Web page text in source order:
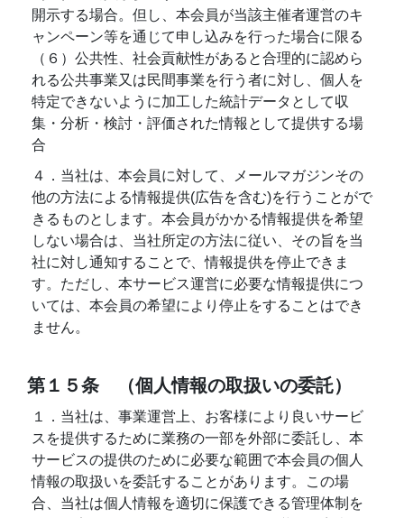
開示する場合。但し、本会員が当該主催者運営のキ
ャンペーン等を通じて申し込みを行った場合に限る
（６）公共性、社会貢献性があると合理的に認めら
れる公共事業又は民間事業を行う者に対し、個人を
特定できないように加工した統計データとして収
集・分析・検討・評価された情報として提供する場
合
４．当社は、本会員に対して、メールマガジンその
他の方法による情報提供(広告を含む)を行うことがで
きるものとします。本会員がかかる情報提供を希望
しない場合は、当社所定の方法に従い、その旨を当
社に対し通知することで、情報提供を停止できま
す。ただし、本サービス運営に必要な情報提供につ
いては、本会員の希望により停止をすることはでき
ません。
第１５条 （個人情報の取扱いの委託）
１．当社は、事業運営上、お客様により良いサービ
スを提供するために業務の一部を外部に委託し、本
サービスの提供のために必要な範囲で本会員の個人
情報の取扱いを委託することがあります。この場
合、当社は個人情報を適切に保護できる管理体制を